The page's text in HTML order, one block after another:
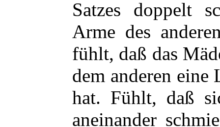
Satzes doppelt
Arme des
fühlt, daß das
dem anderen eine
hat. Fühlt, daß
aneinander